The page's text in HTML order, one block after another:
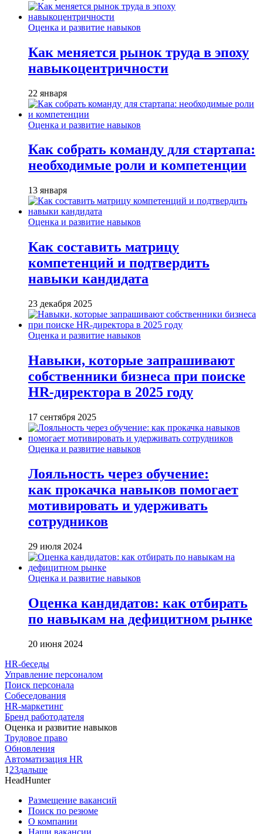
Оценка и развитие навыков
Как меняется рынок труда в эпоху
навыкоцентричности
22 января
Оценка и развитие навыков
Как собрать команду для стартапа:
необходимые роли и компетенции
13 января
Оценка и развитие навыков
Как составить матрицу
компетенций и подтвердить
навыки кандидата
23 декабря 2025
Оценка и развитие навыков
Навыки, которые запрашивают
собственники бизнеса при поиске
HR-директора в 2025 году
17 сентября 2025
Оценка и развитие навыков
Лояльность через обучение:
как прокачка навыков помогает
мотивировать и удерживать
сотрудников
29 июля 2024
Оценка и развитие навыков
Оценка кандидатов: как отбирать
по навыкам на дефицитном рынке
20 июня 2024
HR-беседы
Управление персоналом
Поиск персонала
Собеседования
HR-маркетинг
Бренд работодателя
Оценка и развитие навыков
Трудовое право
Обновления
Автоматизация HR
1 23дальше
HeadHunter
Размещение вакансий
Поиск по резюме
О компании
Наши вакансии